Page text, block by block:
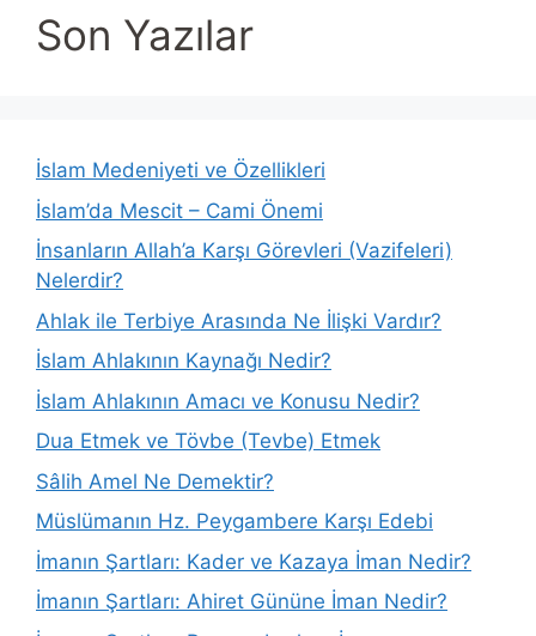
Son Yazılar
İslam Medeniyeti ve Özellikleri
İslam’da Mescit – Cami Önemi
İnsanların Allah’a Karşı Görevleri (Vazifeleri)
Nelerdir?
Ahlak ile Terbiye Arasında Ne İlişki Vardır?
İslam Ahlakının Kaynağı Nedir?
İslam Ahlakının Amacı ve Konusu Nedir?
Dua Etmek ve Tövbe (Tevbe) Etmek
Sâlih Amel Ne Demektir?
Müslümanın Hz. Peygambere Karşı Edebi
İmanın Şartları: Kader ve Kazaya İman Nedir?
İmanın Şartları: Ahiret Gününe İman Nedir?